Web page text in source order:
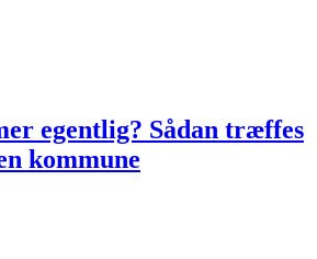
egentlig? Sådan træffes
kommune